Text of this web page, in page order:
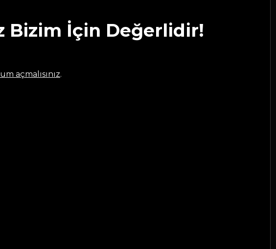
Bizim İçin Değerlidir!
açmalısınız.